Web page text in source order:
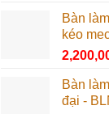
Bàn
kéo
Bàn
đại -